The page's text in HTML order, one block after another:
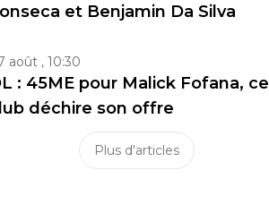
et Benjamin Da Silva
août , 10:30
: 45ME pour Malick Fofana, ce
déchire son offre
Plus d'articles